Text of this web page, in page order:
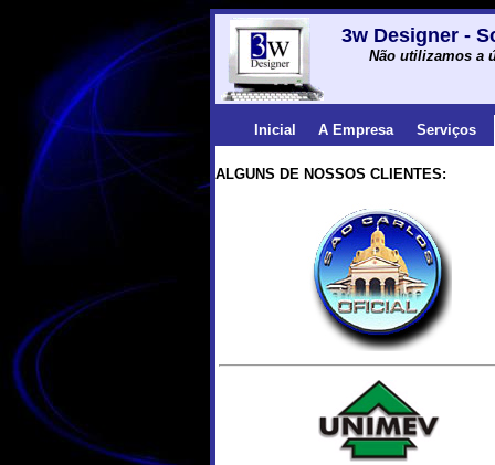
3w Designer -
Não utilizamos a
Inicial A Empresa Serviços
ALGUNS DE NOSSOS CLIENTES: